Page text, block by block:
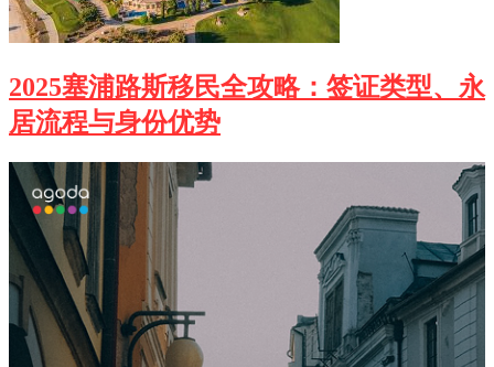
2025塞浦路斯移民全攻略：签证类型、永
居流程与身份优势